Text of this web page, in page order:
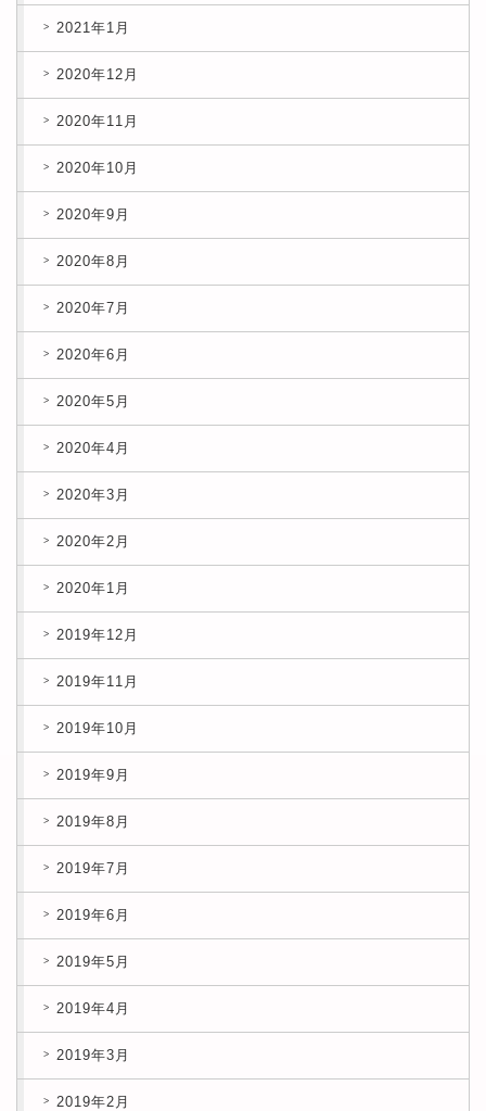
2021年1月
2020年12月
2020年11月
2020年10月
2020年9月
2020年8月
2020年7月
2020年6月
2020年5月
2020年4月
2020年3月
2020年2月
2020年1月
2019年12月
2019年11月
2019年10月
2019年9月
2019年8月
2019年7月
2019年6月
2019年5月
2019年4月
2019年3月
2019年2月